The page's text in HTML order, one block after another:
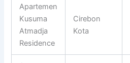
Apartemen
Kusuma
Atmadja
Residence
Cirebon
Kota